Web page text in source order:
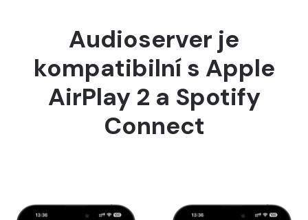
Audioserver je
kompatibilní s Apple
AirPlay 2 a Spotify
Connect